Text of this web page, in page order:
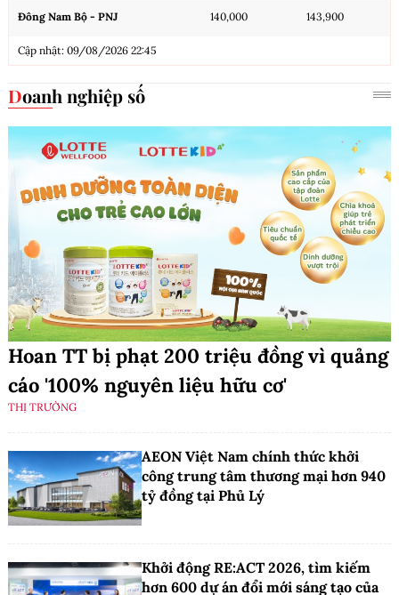
Đông Nam Bộ - PNJ 140,000 143,900
Cập nhật: 09/08/2026 22:45
Doanh nghiệp số
Hoan TT bị phạt 200 triệu đồng vì quảng
cáo '100% nguyên liệu hữu cơ'
THỊ TRƯỜNG
AEON Việt Nam chính thức khởi
công trung tâm thương mại hơn 940
tỷ đồng tại Phủ Lý
Khởi động RE:ACT 2026, tìm kiếm
hơn 600 dự án đổi mới sáng tạo của